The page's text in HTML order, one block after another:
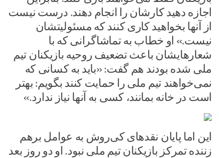
اجازه دهید کارشان را انجام دهند. درست نیست
از آنها بخواهید کاری کنند که مسئولیتشان
نیست.» او خطاب به تماشاگرانی که با
شعارهایشان باعث تضعیف روحیه بازیکنان تیم
ملی شده بودند هم گفت: «باید به کسانی که
نمی‌خواهند تیم ملی را حمایت کنند بگویم: بهتر
است در خانه بمانند، کسی به آنها نیاز ندارد.»
این اما پایان نقدهای کی‌روش به عوامل برهم
زننده تمرکز بازیکنان تیم ملی نبود. او دو روز بعد